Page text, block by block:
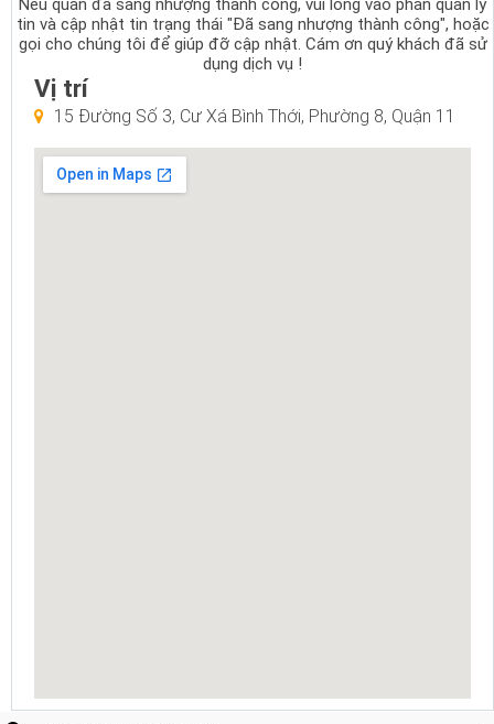
Nếu quán đã sang nhượng thành công, vui lòng vào phần quản lý
tin và cập nhật tin trạng thái "Đã sang nhượng thành công", hoặc
gọi cho chúng tôi để giúp đỡ cập nhật. Cám ơn quý khách đã sử
dụng dịch vụ !
Vị trí
15 Đường Số 3, Cư Xá Bình Thới, Phường 8, Quận 11